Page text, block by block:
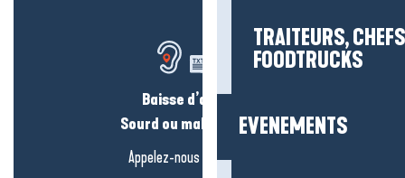
TRAITEURS,
FOODTRUCKS
EVENEMENTS
Baisse d’audition ?
Sourd ou malentendant ?
Appelez-nous encliquant-ici